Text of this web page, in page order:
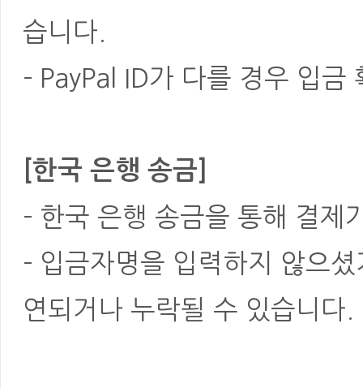
습니다.
- PayPal ID가 다를 경우 입금
[한국 은행 송금]
- 한국 은행 송금을 통해 결제
- 입금자명을 입력하지 않으
연되거나 누락될 수 있습니다.